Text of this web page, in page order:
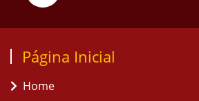
Página Inicial
Home